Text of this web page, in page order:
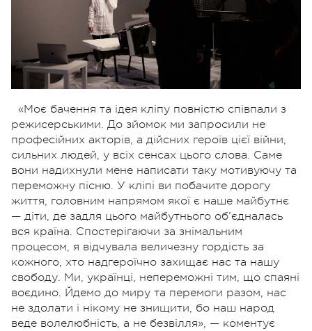
«Моє бачення та ідея кліпу повністю співпали з
режисерськими. До зйомок ми запросили не
професійних акторів, а дійсних героїв цієї війни,
сильних людей, у всіх сенсах цього слова. Саме
вони надихнули мене написати таку мотивуючу та
переможну пісню. У кліпі ви побачите дорогу
життя, головним напрямом якої є наше майбутнє
— діти, де задля цього майбутнього об’єдналась
вся країна. Спостерігаючи за знімальним
процесом, я відчувала величезну гордість за
кожного, хто надгероїчно захищає нас та нашу
свободу. Ми, українці, непереможні тим, що спаяні
воєдино. Йдемо до миру та перемоги разом, нас
не здолати і нікому не знищити, бо наш народ
веде волелюбність, а не безвілля», — коментує